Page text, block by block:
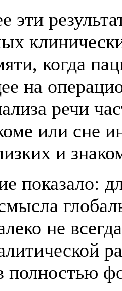
эти
когда
на
речи
или сне
и
показало:
не
полностью